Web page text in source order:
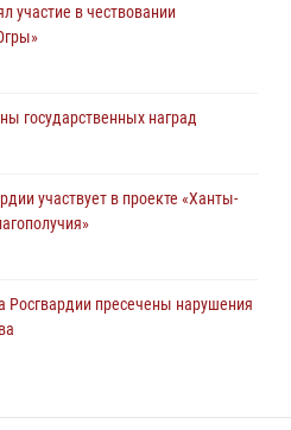
Росгвардии задержаны
охраны Росгвардии отмечает
участие в чествовании
государственных наград
участвует в проекте «Ханты-
Росгвардии пресечены нарушения